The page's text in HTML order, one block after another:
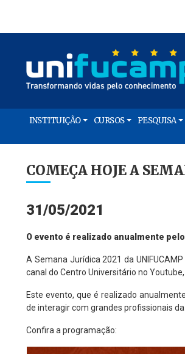
INSTITUIÇÃO CURSOS PESQUISA
COMEÇA HOJE A
31/05/2021
O evento é realizado anualmente
A Semana Jurídica 2021 da
canal do Centro Universitário no
Este evento, que é realizado
de interagir com grandes profissionais
Confira a programação: